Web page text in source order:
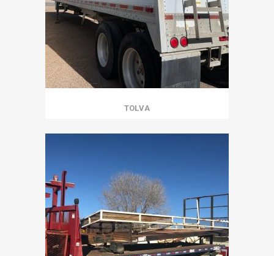
TOLVA